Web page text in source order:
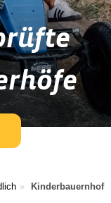
Kinderbauernhof